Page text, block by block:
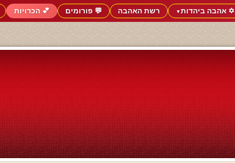
✡️ אהבה ביהדות▼ רשת האהבה 💬 פורומים 💕 הכרויות